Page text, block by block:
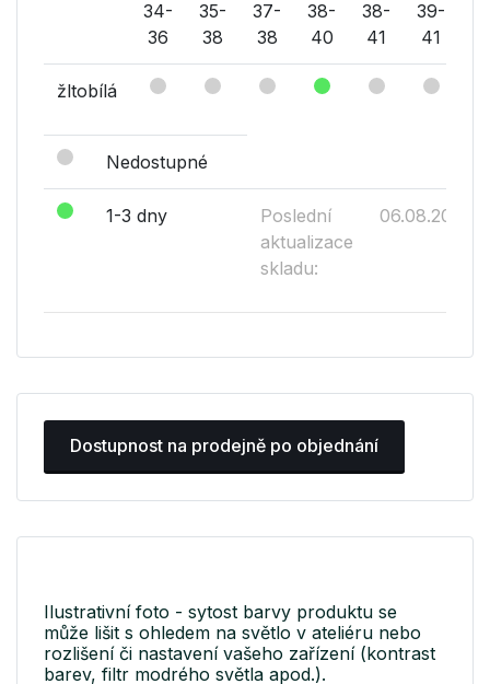
34-
36
35-
38
37-
38
38-
40
38-
41
39-
41
žltobílá
Nedostupné
1-3 dny
Poslední
aktualizace
skladu:
06.08.2026
Dostupnost na prodejně po objednání
Ilustrativní foto - sytost barvy produktu se
může lišit s ohledem na světlo v ateliéru nebo
rozlišení či nastavení vašeho zařízení (kontrast
barev, filtr modrého světla apod.).